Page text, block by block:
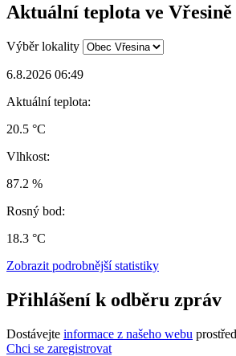
Aktuální teplota ve
Výběr lokality
6.8.2026 06:49
Aktuální teplota:
20.5 °C
Vlhkost:
87.2 %
Rosný bod:
18.3 °C
Zobrazit podrobnější statistiky
Přihlášení k odběru zpráv
Dostávejte informace z našeho webu
Chci se zaregistrovat